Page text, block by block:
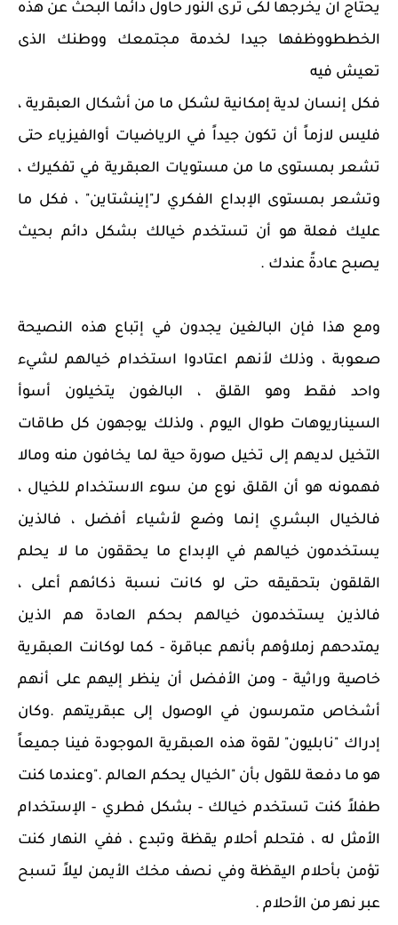
يحتاج ان يخرجها لكى ترى النور حاول دائما البحث عن هذه
الخططووظفها جيدا لخدمة مجتمعك ووطنك الذى
تعيش فيه
فكل إنسان لدية إمكانية لشكل ما من أشكال العبقرية ،
فليس لازماً أن تكون جيداً في الرياضيات أوالفيزياء حتى
تشعر بمستوى ما من مستويات العبقرية في تفكيرك ،
وتشعر بمستوى الإبداع الفكري لـ"إينشتاين" ، فكل ما
عليك فعلة هو أن تستخدم خيالك بشكل دائم بحيث
يصبح عادةً عندك .
ومع هذا فإن البالغين يجدون في إتباع هذه النصيحة
صعوبة ، وذلك لأنهم اعتادوا استخدام خيالهم لشيء
واحد فقط وهو القلق ، البالغون يتخيلون أسوأ
السيناريوهات طوال اليوم ، ولذلك يوجهون كل طاقات
التخيل لديهم إلى تخيل صورة حية لما يخافون منه ومالا
فهمونه هو أن القلق نوع من سوء الاستخدام للخيال ،
فالخيال البشري إنما وضع لأشياء أفضل ، فالذين
يستخدمون خيالهم في الإبداع ما يحققون ما لا يحلم
القلقون بتحقيقه حتى لو كانت نسبة ذكائهم أعلى ،
فالذين يستخدمون خيالهم بحكم العادة هم الذين
يمتدحهم زملاؤهم بأنهم عباقرة - كما لوكانت العبقرية
خاصية وراثية - ومن الأفضل أن ينظر إليهم على أنهم
أشخاص متمرسون في الوصول إلى عبقريتهم .وكان
إدراك "نابليون" لقوة هذه العبقرية الموجودة فينا جميعاً
هو ما دفعة للقول بأن "الخيال يحكم العالم ."وعندما كنت
طفلاً كنت تستخدم خيالك - بشكل فطري - الإستخدام
الأمثل له ، فتحلم أحلام يقظة وتبدع ، ففي النهار كنت
تؤمن بأحلام اليقظة وفي نصف مخك الأيمن ليلاً تسبح
عبر نهر من الأحلام .